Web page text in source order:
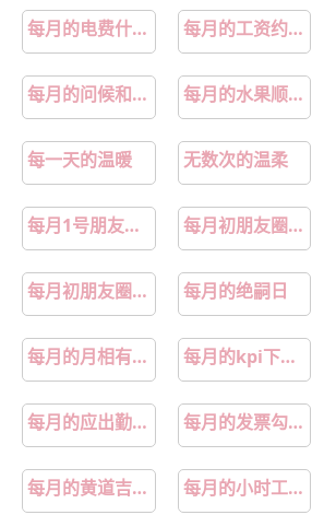
每月的电费什么时间结账 每月的工资约一千元,全年不足两千元,交不交税
每月的问候和关心 每月的水果顺口溜
每一天的温暖 无数次的温柔
每月1号朋友圈温柔文案 每月初朋友圈温柔文案
每月初朋友圈温柔文案推荐 每月的绝嗣日
每月的月相有两次是最圆的对吗 每月的kpi下发通知如何写
每月的应出勤天数怎么算 每月的发票勾选认证最晚是几号
每月的黄道吉日都有哪几天 每月的小时工资怎么计算